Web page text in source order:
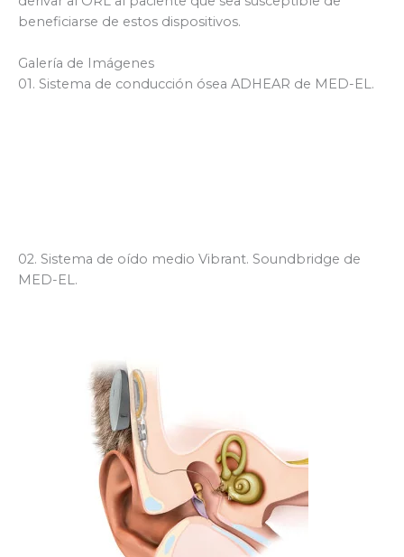
beneficiarse de estos dispositivos.
Galería de Imágenes
01. Sistema de conducción ósea ADHEAR de MED-EL.
02. Sistema de oído medio Vibrant. Soundbridge de
MED-EL.